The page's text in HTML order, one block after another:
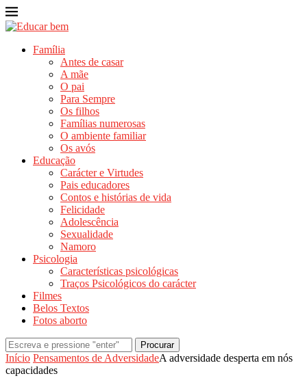
Família
Antes de casar
A mãe
O pai
Para Sempre
Os filhos
Famílias numerosas
O ambiente familiar
Os avós
Educação
Carácter e Virtudes
Pais educadores
Contos e histórias de vida
Felicidade
Adolescência
Sexualidade
Namoro
Psicologia
Características psicológicas
Traços Psicológicos do carácter
Filmes
Belos Textos
Fotos aborto
Procurar
Início Pensamentos de AdversidadeA adversidade desperta em nós
capacidades